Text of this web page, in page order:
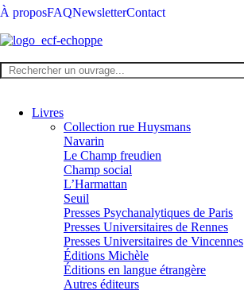
À proposFAQNewsletterContact
Livres
Collection rue Huysmans
Navarin
Le Champ freudien
Champ social
L’Harmattan
Seuil
Presses Psychanalytiques de Paris
Presses Universitaires de Rennes
Presses Universitaires de Vincennes
Éditions Michèle
Éditions en langue étrangère
Autres éditeurs